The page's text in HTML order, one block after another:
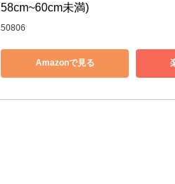
58cm~60cm未満)
50806
Amazonで見る